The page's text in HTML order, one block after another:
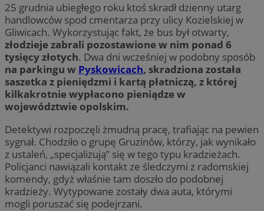
25 grudnia ubiegłego roku ktoś skradł dzienny utarg
handlowców spod cmentarza przy ulicy Kozielskiej w
Gliwicach. Wykorzystując fakt, że bus był otwarty,
złodzieje zabrali pozostawione w nim ponad 6
tysięcy złotych. Dwa dni wcześniej w podobny sposób
na parkingu w Pyskowicach, skradziona została
saszetka z pieniędzmi i kartą płatniczą, z której
kilkakrotnie wypłacono pieniądze w
województwie opolskim.
Detektywi rozpoczęli żmudną pracę, trafiając na pewien
sygnał. Chodziło o grupę Gruzinów, którzy, jak wynikało
z ustaleń, „specjalizują” się w tego typu kradzieżach.
Policjanci nawiązali kontakt ze śledczymi z radomskiej
komendy, gdyż właśnie tam doszło do podobnej
kradzieży. Wytypowane zostały dwa auta, którymi
mogli poruszać się podejrzani.